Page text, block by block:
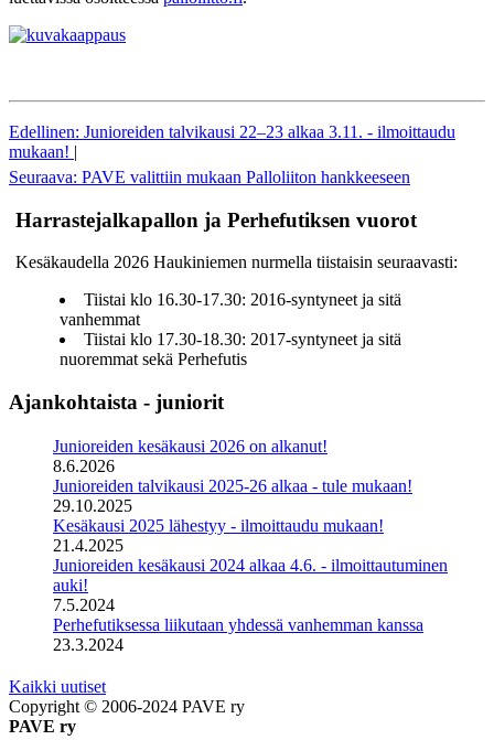
Edellinen: Junioreiden talvikausi 22–23 alkaa 3.11. - ilmoittaudu
mukaan! |
Seuraava: PAVE valittiin mukaan Palloliiton hankkeeseen
Harrastejalkapallon ja Perhefutiksen vuorot
Kesäkaudella 2026 Haukiniemen nurmella tiistaisin seuraavasti:
Tiistai klo 16.30-17.30: 2016-syntyneet ja sitä
vanhemmat
Tiistai klo 17.30-18.30: 2017-syntyneet ja sitä
nuoremmat sekä Perhefutis
Ajankohtaista - juniorit
Junioreiden kesäkausi 2026 on alkanut!
8.6.2026
Junioreiden talvikausi 2025-26 alkaa - tule mukaan!
29.10.2025
Kesäkausi 2025 lähestyy - ilmoittaudu mukaan!
21.4.2025
Junioreiden kesäkausi 2024 alkaa 4.6. - ilmoittautuminen
auki!
7.5.2024
Perhefutiksessa liikutaan yhdessä vanhemman kanssa
23.3.2024
Kaikki uutiset
Copyright © 2006-2024 PAVE ry
PAVE ry